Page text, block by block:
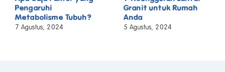
Pengaruhi
Metabolisme Tubuh?
7 Agustus, 2024
Granit untuk Rumah
Anda
5 Agustus, 2024